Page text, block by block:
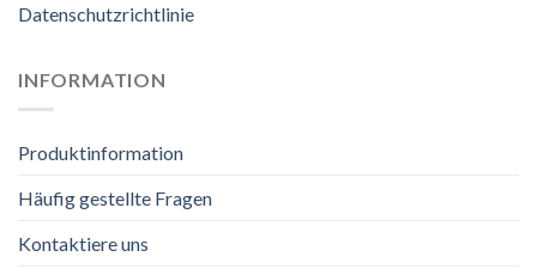
Datenschutzrichtlinie
INFORMATION
Produktinformation
Häufig gestellte Fragen
Kontaktiere uns